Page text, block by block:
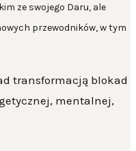
ze swojego Daru, ale
przewodników, w tym
transformacją blokad
mentalnej,